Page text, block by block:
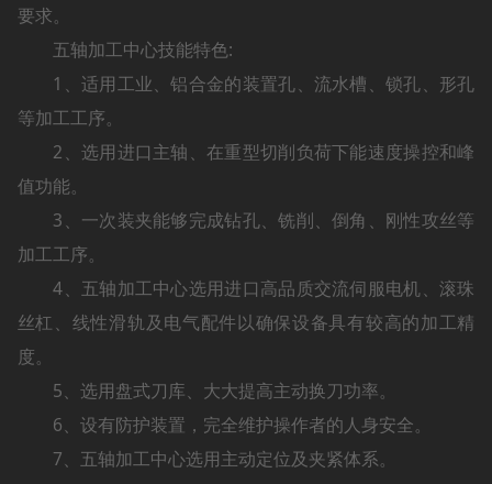
要求。
五轴加工中心技能特色:
1、适用工业、铝合金的装置孔、流水槽、锁孔、形孔
等加工工序。
2、选用进口主轴、在重型切削负荷下能速度操控和峰
值功能。
3、一次装夹能够完成钻孔、铣削、倒角、刚性攻丝等
加工工序。
4、五轴加工中心选用进口高品质交流伺服电机、滚珠
丝杠、线性滑轨及电气配件以确保设备具有较高的加工精
度。
5、选用盘式刀库、大大提高主动换刀功率。
6、设有防护装置，完全维护操作者的人身安全。
7、五轴加工中心选用主动定位及夹紧体系。